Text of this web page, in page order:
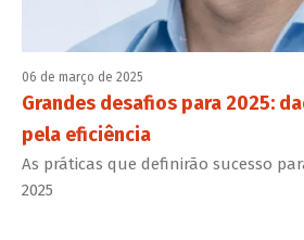
06 de março de 2025
Grandes desafios para 2025:
pela eficiência
As práticas que definirão sucesso
2025